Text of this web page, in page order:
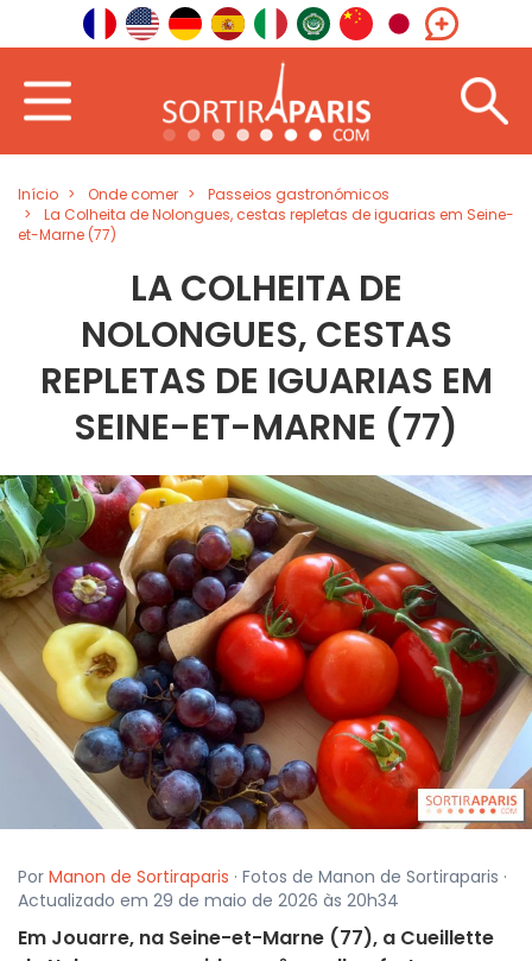
Início Onde comer
Passeios gastronómicos
La Colheita de Nolongues, cestas repletas de iguarias em Seine-
et-Marne (77)
LA COLHEITA DE
NOLONGUES, CESTAS
REPLETAS DE IGUARIAS EM
SEINE-ET-MARNE (77)
Por Manon de Sortiraparis · Fotos de Manon de Sortiraparis ·
Actualizado em 29 de maio de 2026 às 20h34
Em Jouarre, na Seine-et-Marne (77), a Cueillette